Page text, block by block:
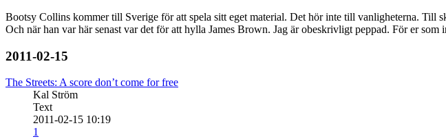
Bootsy Collins kommer till Sverige för att spela sitt eget material. Det hör inte till vanligheterna. Till
Och när han var här senast var det för att hylla James Brown. Jag är obeskrivligt peppad. För er
2011-02-15
The Streets: A score don’t come for free
Kal Ström
Text
2011-02-15 10:19
1